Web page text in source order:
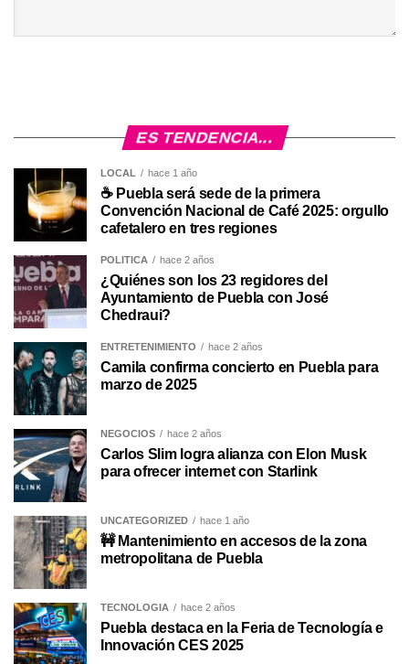
ES TENDENCIA...
LOCAL hace 1 año
☕ Puebla será sede de la primera
Convención Nacional de Café 2025: orgullo
cafetalero en tres regiones
POLÍTICA hace 2 años
¿Quiénes son los 23 regidores del
Ayuntamiento de Puebla con José
Chedraui?
ENTRETENIMIENTO hace 2 años
Camila confirma concierto en Puebla para
marzo de 2025
NEGOCIOS hace 2 años
Carlos Slim logra alianza con Elon Musk
para ofrecer internet con Starlink
UNCATEGORIZED hace 1 año
🚧 Mantenimiento en accesos de la zona
metropolitana de Puebla
TECNOLOGÍA hace 2 años
Puebla destaca en la Feria de Tecnología e
Innovación CES 2025